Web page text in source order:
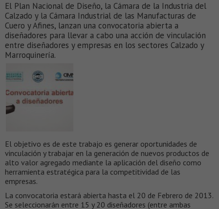
El Plan Nacional de Diseño, la Cámara de la Industria del
Calzado y la Cámara Industrial de las Manufacturas de
Cuero y Afines, lanzan una convocatoria abierta a
diseñadores para llevar a cabo una acción de vinculación
entre diseñadores y empresas en los sectores Calzado y
Marroquinería.
El objetivo es de este trabajo es generar oportunidades de
vinculación y trabajar en la generación de nuevos productos de
alto valor agregado mediante la aplicación del diseño como
herramienta estratégica para la competitividad de las
empresas.
La convocatoria estará abierta hasta el 20 de Febrero de 2013.
Se seleccionarán entre 15 y 20 diseñadores (entre ambas